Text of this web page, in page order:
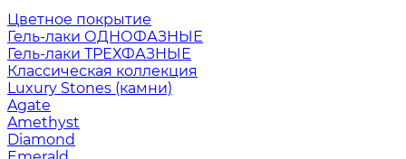
Цветное покрытие
Гель-лаки ОДНОФАЗНЫЕ
Гель-лаки ТРЕХФАЗНЫЕ
Классическая коллекция
Luxury Stones (камни)
Agate
Amethyst
Diamond